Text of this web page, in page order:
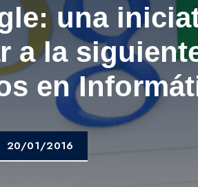
una
a la
en
20/01/2016